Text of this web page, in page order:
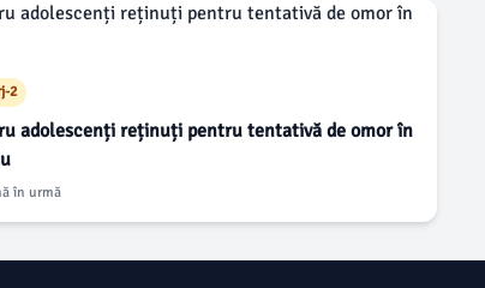
2
adolescenți reținuți pentru tentativă de omor în
în urmă